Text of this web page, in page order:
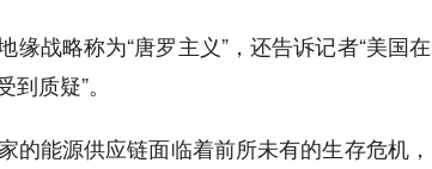
缘战略称为“唐罗主义”，还告诉记者“美国在
质疑”。
的能源供应链面临着前所未有的生存危机，